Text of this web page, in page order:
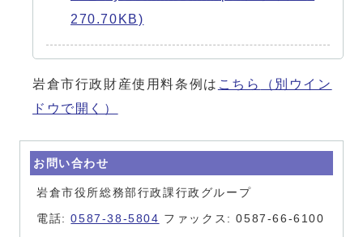
270.70KB)
岩倉市行政財産使用料条例は こちら
（別ウイン
ドウで開く）
お問い合わせ
岩倉市役所総務部行政課行政グループ
電話:0587-38-5804 ファックス: 0587-66-6100